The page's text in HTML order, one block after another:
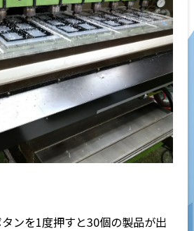
ンを1度押すと30個の製品が出